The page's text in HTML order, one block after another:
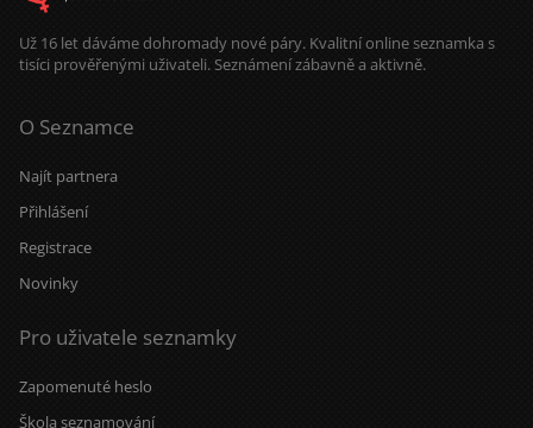
Už 16 let dáváme dohromady nové páry. Kvalitní online seznamka s
tisíci prověřenými uživateli. Seznámení zábavně a aktivně.
O Seznamce
Najít partnera
Přihlášení
Registrace
Novinky
Pro uživatele seznamky
Zapomenuté heslo
Škola seznamování